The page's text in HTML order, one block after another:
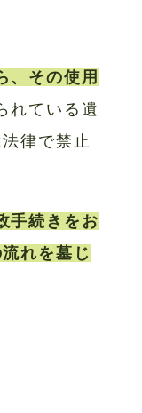
、その使用
れている遺
律で禁止
手続きをお
れを墓じ